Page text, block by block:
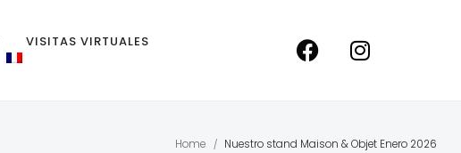
VISITAS VIRTUALES
Home / Nuestro stand Maison & Objet Enero 2026